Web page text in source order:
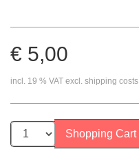
€ 5,00
incl. 19 % VAT excl. shipping costs
Shopping Cart